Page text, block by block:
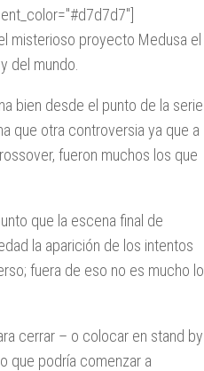
misterioso proyecto Medusa el
del mundo.
bien desde el punto de la serie
que otra controversia ya que a
fueron muchos los que
que la escena final de
la aparición de los intentos
fuera de eso no es mucho lo
cerrar – o colocar en stand by
que podría comenzar a